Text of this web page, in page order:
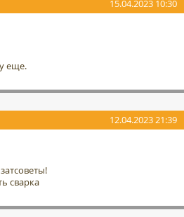
15.04.2023 10:30
еще.
12.04.2023 21:39
сварка